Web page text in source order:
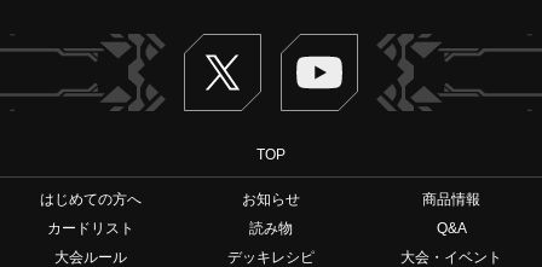
Twitter ヴァンガードch
TOP
はじめての方へ お知らせ
商品情報
カードリスト
読み物
Q&A
大会ルール
デッキレシピ
大会・イベント